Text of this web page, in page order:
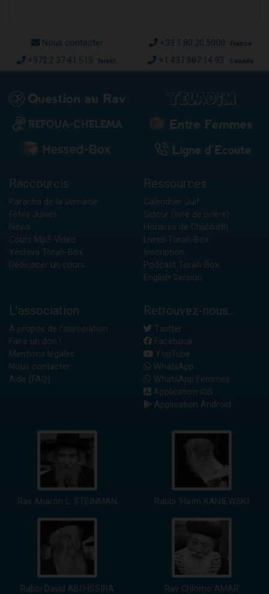
Nous contacter +33.1.80.20.5000 France
+972.2.37.41.515 Israël +1.437.887.14.93 Canada
Raccourcis
Paracha de la semaine
Fêtes Juives
News
Cours Mp3-Vidéo
Yéchiva Torah-Box
Dédicacer un cours
Ressources
Calendrier Juif
Sidour (livre de prière)
Horaires de Chabbath
Livres Torah-Box
Inscription
Podcast Torah-Box
English Version
L'association
A propos de l'association
Faire un don !
Mentions légales
Nous contacter
Aide (FAQ)
Retrouvez-nous...
Twitter
Facebook
YouTube
WhatsApp
WhatsApp Femmes
Application iOS
Application Android
Rav Aharon L. STEINMAN Rabbi 'Haïm KANIEWSKI
Rabbi David ABI'HSSIRA Rav Chlomo AMAR